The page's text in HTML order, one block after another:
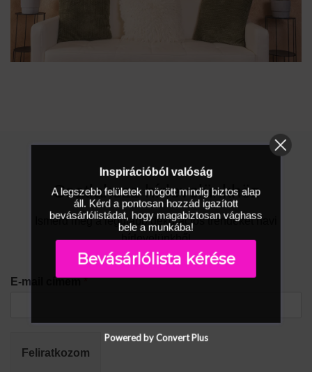
Csatlakozz hírlevelünkhöz
Ismerd meg a legújabb dekorációs trendeket havi
hírlevelünkből
E-mail címem*
Feliratkozom
Inspirációból valóság
A legszebb felületek mögött mindig biztos alap
áll. Kérd a pontosan hozzád igazított
bevásárlólistádat, hogy magabiztosan vághass
bele a munkába!
Bevásárlólista kérése
Powered by Convert Plus